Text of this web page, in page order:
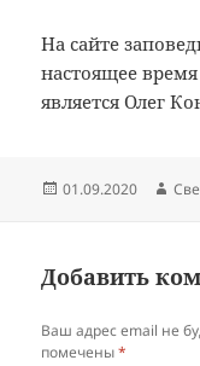
На сайте
настоящее
является Олег
Опубликовано
01.09.2020
Добавить
Ваш адрес email не
помечены*